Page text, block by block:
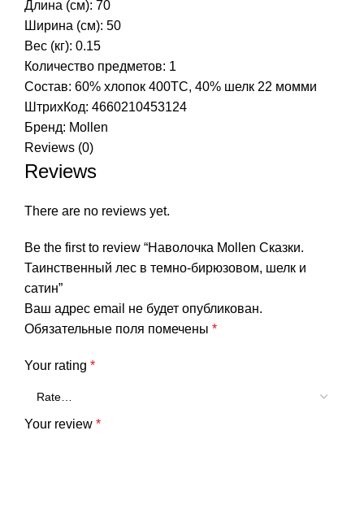
Длина (см): 70
Ширина (см): 50
Вес (кг): 0.15
Количество предметов: 1
Состав: 60% хлопок 400TC, 40% шелк 22 момми
ШтрихКод: 4660210453124
Бренд: Mollen
Reviews (0)
Reviews
There are no reviews yet.
Be the first to review “Наволочка Mollen Сказки.
Таинственный лес в темно-бирюзовом, шелк и
сатин”
Ваш адрес email не будет опубликован.
Обязательные поля помечены *
Your rating *
Your review *